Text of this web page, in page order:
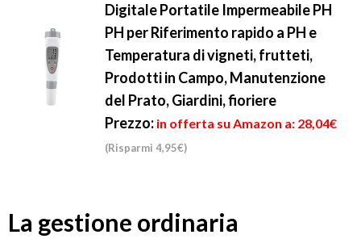
Digitale Portatile Impermeabile PH
PH per Riferimento rapido a PH e
Temperatura di vigneti, frutteti,
Prodotti in Campo, Manutenzione
del Prato, Giardini, fioriere
Prezzo: in offerta su Amazon a: 28,04€
(Risparmi 4,95€)
La gestione ordinaria